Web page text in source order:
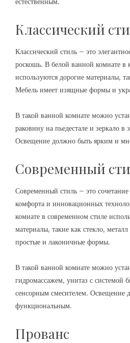
Классический
Классический стиль – это
роскошь. В белой ванной комнате в
используются дорогие материалы,
Мебель имеет изящные формы и
В такой ванной комнате можно
раковину на пьедестале и зеркало в
Освещение должно быть ярким и
Современный
Современный стиль – это
комфорта и инновационных
комнате в современном стиле
материалы, такие как стекло,
простые и лаконичные формы.
В такой ванной комнате можно
гидромассажем, унитаз с системой
сенсорным смесителем. Освещение
функциональным.
Прованс